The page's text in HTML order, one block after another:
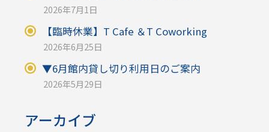
2026年7月1日
【臨時休業】T Cafe ＆T Coworking
2026年6月25日
▼6月館内貸し切り利用日のご案内
2026年5月29日
アーカイブ